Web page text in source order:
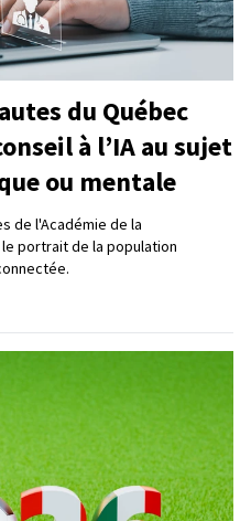
du Québec
à l’IA au sujet
ou mentale
de l'Académie de la
portrait de la population